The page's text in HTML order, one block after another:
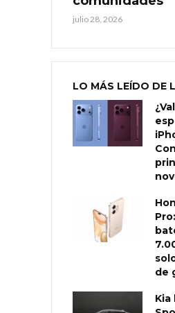
julio 28, 2026
LO MÁS LEÍDO DE
de
Kia